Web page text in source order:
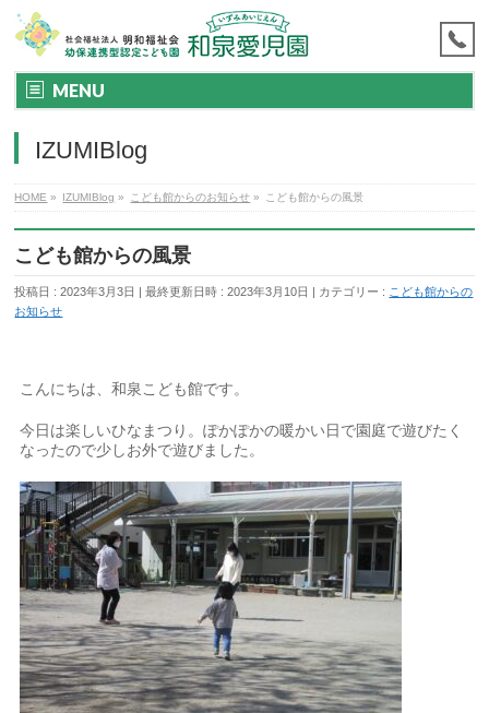
MENU
IZUMIBlog
HOME » IZUMIBlog » こども館からのお知らせ » こども館からの風景
こども館からの風景
投稿日 : 2023年3月3日 最終更新日時 : 2023年3月10日 カテゴリー : こども館からの
お知らせ
こんにちは、和泉こども館です。
今日は楽しいひなまつり。ぽかぽかの暖かい日で園庭で遊びたく
なったので少しお外で遊びました。